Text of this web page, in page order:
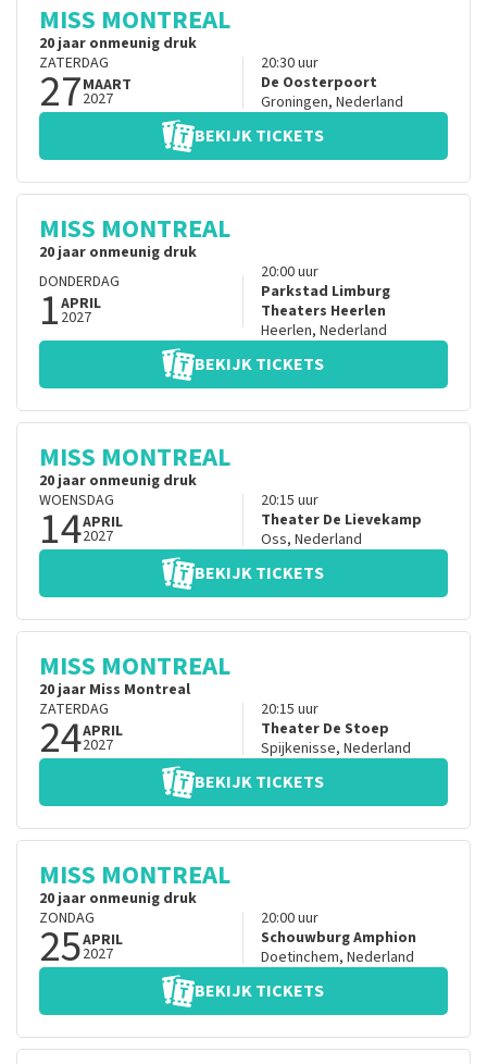
MISS MONTREAL
20 jaar onmeunig druk
ZATERDAG
27MAART
2027
20:30uur
De Oosterpoort
Groningen, Nederland
BEKIJK TICKETS
MISS MONTREAL
20 jaar onmeunig druk
DONDERDAG
1APRIL
2027
20:00uur
Parkstad Limburg
Theaters Heerlen
Heerlen, Nederland
BEKIJK TICKETS
MISS MONTREAL
20 jaar onmeunig druk
WOENSDAG
14APRIL
2027
20:15 uur
Theater De Lievekamp
Oss, Nederland
BEKIJK TICKETS
MISS MONTREAL
20 jaar Miss Montreal
ZATERDAG
24APRIL
2027
20:15 uur
Theater De Stoep
Spijkenisse, Nederland
BEKIJK TICKETS
MISS MONTREAL
20 jaar onmeunig druk
ZONDAG
25APRIL
2027
20:00uur
Schouwburg Amphion
Doetinchem, Nederland
BEKIJK TICKETS